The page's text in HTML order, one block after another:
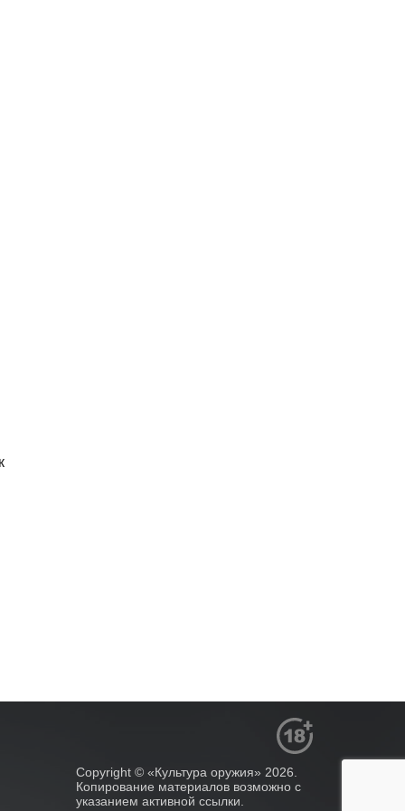
Copyright © «Культура оружия» 2026.
Копирование материалов возможно с
указанием активной ссылки.